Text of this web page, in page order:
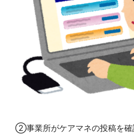
②事業所がケアマネの投稿を確